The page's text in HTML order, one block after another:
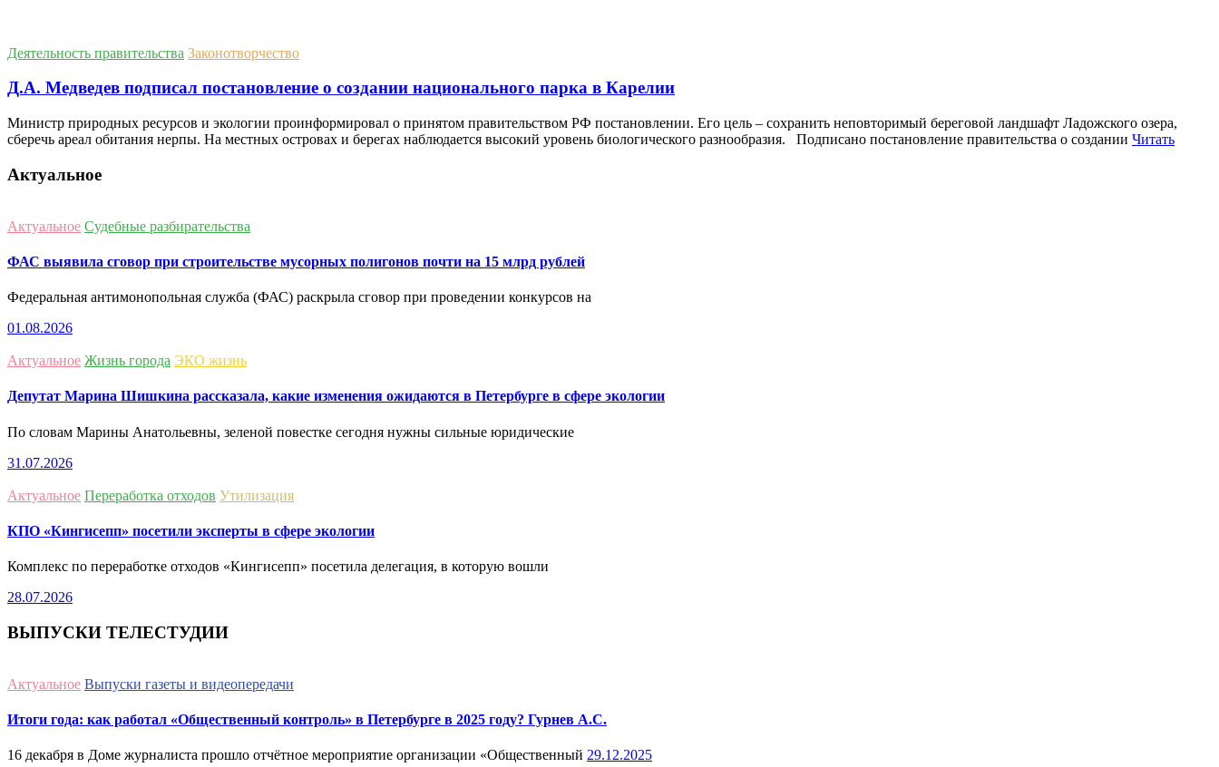
Деятельность правительства Законотворчество
Д.А. Медведев подписал постановление о создании национального парка в Карелии
Министр природных ресурсов и экологии проинформировал о принятом правительством РФ постановлении. Его цель – сохранить неповторимый береговой ландшафт Ладожского озера,
сберечь ареал обитания нерпы. На местных островах и берегах наблюдается высокий уровень биологического разнообразия. Подписано постановление правительства о создании Читать
Актуальное
Актуальное Судебные разбирательства
ФАС выявила сговор при строительстве мусорных полигонов почти на 15 млрд рублей
Федеральная антимонопольная служба (ФАС) раскрыла сговор при проведении конкурсов на
01.08.2026
Актуальное Жизнь города ЭКО жизнь
Депутат Марина Шишкина рассказала, какие изменения ожидаются в Петербурге в сфере экологии
По словам Марины Анатольевны, зеленой повестке сегодня нужны сильные юридические
31.07.2026
Актуальное Переработка отходов Утилизация
КПО «Кингисепп» посетили эксперты в сфере экологии
Комплекс по переработке отходов «Кингисепп» посетила делегация, в которую вошли
28.07.2026
ВЫПУСКИ ТЕЛЕСТУДИИ
Актуальное Выпуски газеты и видеопередачи
Итоги года: как работал «Общественный контроль» в Петербурге в 2025 году? Гурнев А.С.
16 декабря в Доме журналиста прошло отчётное мероприятие организации «Общественный 29.12.2025